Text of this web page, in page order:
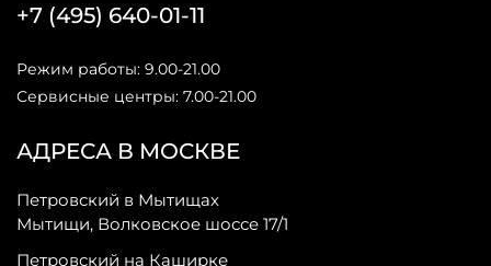
АДРЕСА В МОСКВЕ
Петровский в Мытищах
Мытищи, Волковское шоссе 17/1
Петровский на Каширке
+7 (495) 640-01-11
Режим работы: 9.00-21.00
Сервисные центры: 7.00-21.00